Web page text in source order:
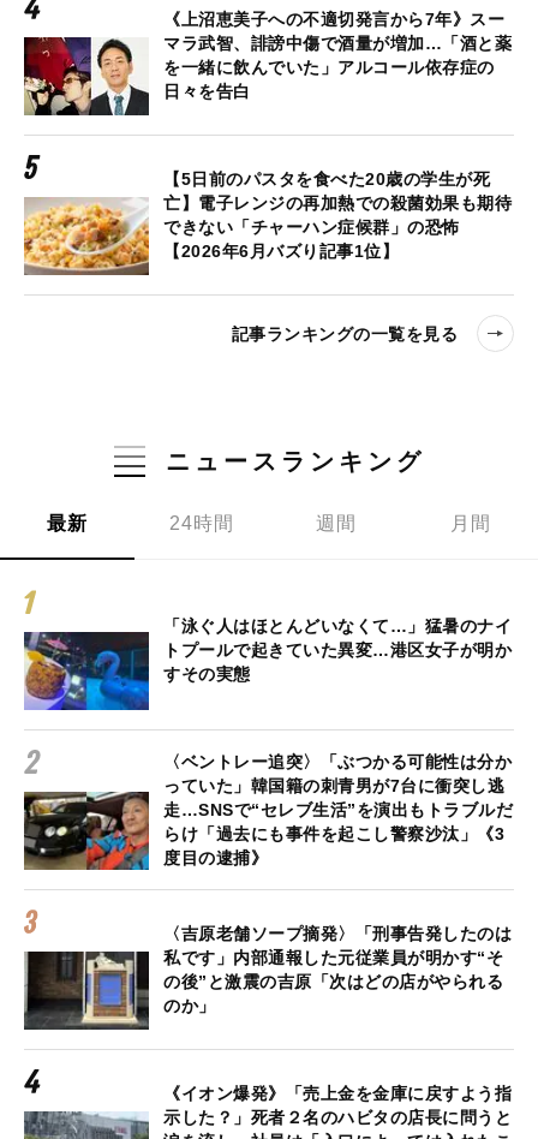
《上沼恵美子への不適切発言から7年》スー
マラ武智、誹謗中傷で酒量が増加…「酒と薬
を一緒に飲んでいた」アルコール依存症の
日々を告白
【5日前のパスタを食べた20歳の学生が死
亡】電子レンジの再加熱での殺菌効果も期待
できない「チャーハン症候群」の恐怖
【2026年6月バズり記事1位】
記事ランキングの一覧を見る
ニュースランキング
最新 24時間 週間 月間
「泳ぐ人はほとんどいなくて…」猛暑のナイ
トプールで起きていた異変…港区女子が明か
すその実態
〈ベントレー追突〉「ぶつかる可能性は分か
っていた」韓国籍の刺青男が7台に衝突し逃
走…SNSで“セレブ生活”を演出もトラブルだ
らけ「過去にも事件を起こし警察沙汰」《3
度目の逮捕》
〈吉原老舗ソープ摘発〉「刑事告発したのは
私です」内部通報した元従業員が明かす“そ
の後”と激震の吉原「次はどの店がやられる
のか」
《イオン爆発》「売上金を金庫に戻すよう指
示した？」死者２名のハビタの店長に問うと